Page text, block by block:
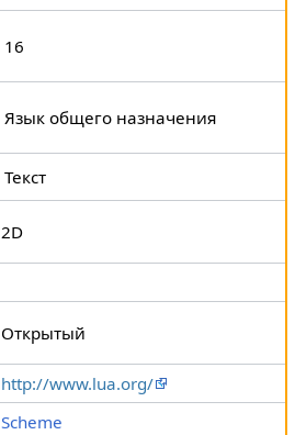
16
Язык общего назначения
Текст
2D
Открытый
http://www.lua.org/
Scheme